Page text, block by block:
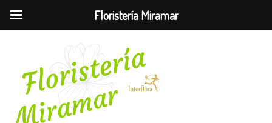
contenido
Floristería Miramar